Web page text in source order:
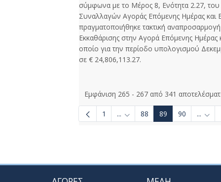
σύμφωνα με το Μέρος 8, Ενότητα 2.27, του
Συναλλαγών Αγοράς Επόμενης Ημέρας και
πραγματοποιήθηκε τακτική
Εκκαθάρισης στην Αγορά Επόμενης Ημέρας
οποίο για την περίοδο υπολογισμού
σε € 24,806,113.27.
Εμφάνιση 265 - 267 από 341
1 ... Ενδιάμεσες σελίδες Use TAB
88 89 90 ...